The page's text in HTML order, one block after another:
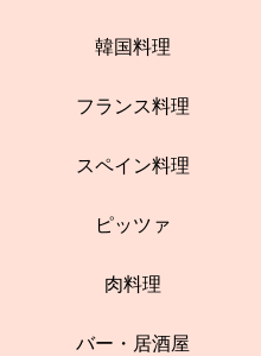
韓国料理
フランス料理
スペイン料理
ピッツァ
肉料理
バー・居酒屋